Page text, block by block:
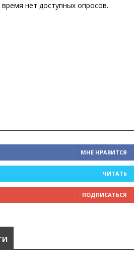
нет доступных опросов.
МНЕ НРАВИТСЯ
ЧИТАТЬ
ПОДПИСАТЬСЯ